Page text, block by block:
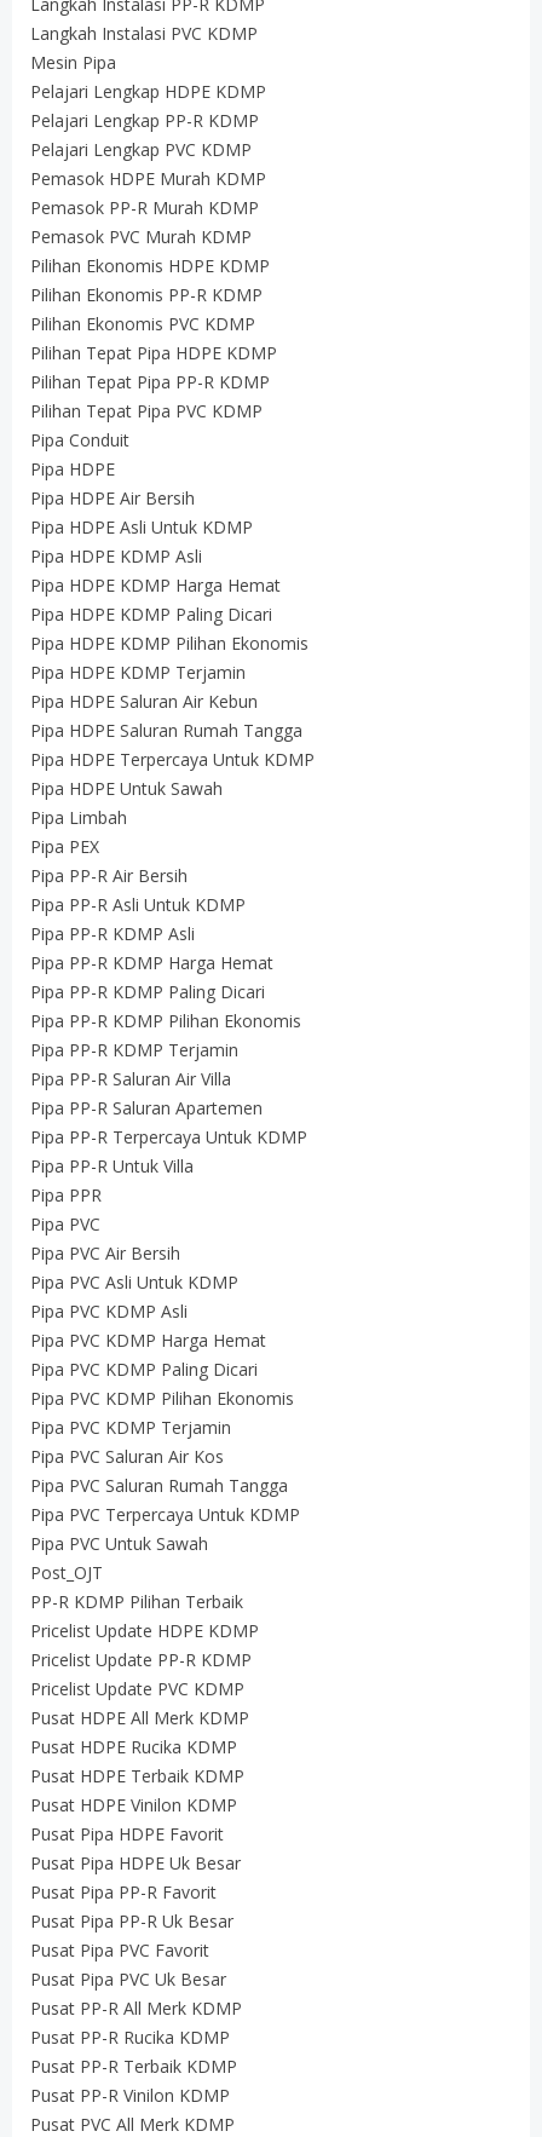
Langkah Instalasi PVC KDMP
Mesin Pipa
Pelajari Lengkap HDPE KDMP
Pelajari Lengkap PP-R KDMP
Pelajari Lengkap PVC KDMP
Pemasok HDPE Murah KDMP
Pemasok PP-R Murah KDMP
Pemasok PVC Murah KDMP
Pilihan Ekonomis HDPE KDMP
Pilihan Ekonomis PP-R KDMP
Pilihan Ekonomis PVC KDMP
Pilihan Tepat Pipa HDPE KDMP
Pilihan Tepat Pipa PP-R KDMP
Pilihan Tepat Pipa PVC KDMP
Pipa Conduit
Pipa HDPE
Pipa HDPE Air Bersih
Pipa HDPE Asli Untuk KDMP
Pipa HDPE KDMP Asli
Pipa HDPE KDMP Harga Hemat
Pipa HDPE KDMP Paling Dicari
Pipa HDPE KDMP Pilihan Ekonomis
Pipa HDPE KDMP Terjamin
Pipa HDPE Saluran Air Kebun
Pipa HDPE Saluran Rumah Tangga
Pipa HDPE Terpercaya Untuk KDMP
Pipa HDPE Untuk Sawah
Pipa Limbah
Pipa PEX
Pipa PP-R Air Bersih
Pipa PP-R Asli Untuk KDMP
Pipa PP-R KDMP Asli
Pipa PP-R KDMP Harga Hemat
Pipa PP-R KDMP Paling Dicari
Pipa PP-R KDMP Pilihan Ekonomis
Pipa PP-R KDMP Terjamin
Pipa PP-R Saluran Air Villa
Pipa PP-R Saluran Apartemen
Pipa PP-R Terpercaya Untuk KDMP
Pipa PP-R Untuk Villa
Pipa PPR
Pipa PVC
Pipa PVC Air Bersih
Pipa PVC Asli Untuk KDMP
Pipa PVC KDMP Asli
Pipa PVC KDMP Harga Hemat
Pipa PVC KDMP Paling Dicari
Pipa PVC KDMP Pilihan Ekonomis
Pipa PVC KDMP Terjamin
Pipa PVC Saluran Air Kos
Pipa PVC Saluran Rumah Tangga
Pipa PVC Terpercaya Untuk KDMP
Pipa PVC Untuk Sawah
Post_OJT
PP-R KDMP Pilihan Terbaik
Pricelist Update HDPE KDMP
Pricelist Update PP-R KDMP
Pricelist Update PVC KDMP
Pusat HDPE All Merk KDMP
Pusat HDPE Rucika KDMP
Pusat HDPE Terbaik KDMP
Pusat HDPE Vinilon KDMP
Pusat Pipa HDPE Favorit
Pusat Pipa HDPE Uk Besar
Pusat Pipa PP-R Favorit
Pusat Pipa PP-R Uk Besar
Pusat Pipa PVC Favorit
Pusat Pipa PVC Uk Besar
Pusat PP-R All Merk KDMP
Pusat PP-R Rucika KDMP
Pusat PP-R Terbaik KDMP
Pusat PP-R Vinilon KDMP
Pusat PVC All Merk KDMP